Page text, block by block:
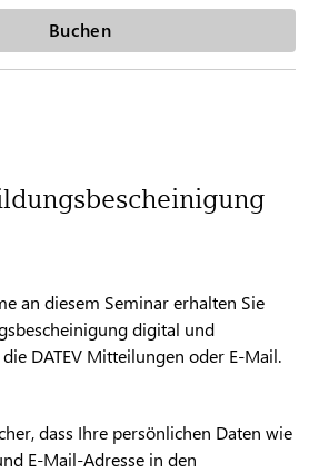
Buchen
an diesem Seminar erhalten Sie
digital und
DATEV Mitteilungen oder E-Mail.
dass Ihre persönlichen Daten wie
E-Mail-Adresse in den